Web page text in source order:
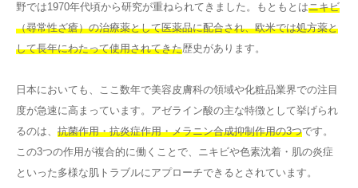
野では1970年代頃から研究が重ねられてきました。もともとはニキビ
（尋常性ざ瘡）の治療薬として医薬品に配合され、欧米では処方薬と
して長年にわたって使用されてきた歴史があります。
日本においても、ここ数年で美容皮膚科の領域や化粧品業界での注目
度が急速に高まっています。アゼライン酸の主な特徴として挙げられ
るのは、 抗菌作用・抗炎症作用・メラニン合成抑制作用の3つです。
この3つの作用が複合的に働くことで、ニキビや色素沈着・肌の炎症
といった多様な肌トラブルにアプローチできるとされています。